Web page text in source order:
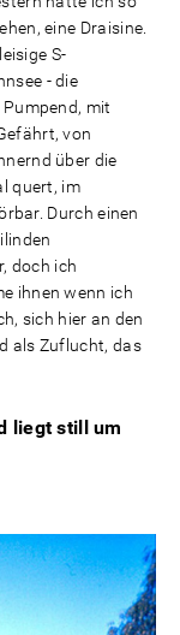
eine Draisine.
S-
- die
mit
von
über die
quert, im
Durch einen
doch ich
ihnen wenn ich
sich hier an den
als Zuflucht, das
liegt still um